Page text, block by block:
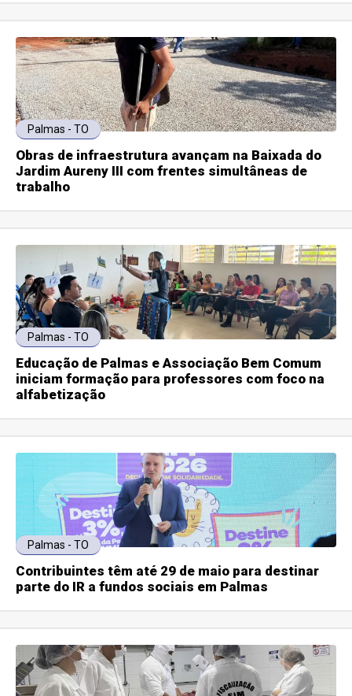
Palmas - TO
Obras de infraestrutura avançam na Baixada do
Jardim Aureny III com frentes simultâneas de
trabalho
Palmas - TO
Educação de Palmas e Associação Bem Comum
iniciam formação para professores com foco na
alfabetização
Palmas - TO
Contribuintes têm até 29 de maio para destinar
parte do IR a fundos sociais em Palmas